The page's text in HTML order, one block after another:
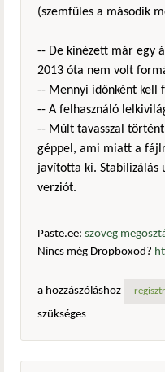
(szemfüles a második
-- De kinézett már egy
2013 óta nem volt
-- Mennyi időnként kell
-- A felhasználó
-- Múlt tavasszal
géppel, ami miatt a
javította ki. Stabilizálás
verziót.
Paste.ee: szöveg
Nincs még Dropboxod?
a hozzászóláshoz
szükséges